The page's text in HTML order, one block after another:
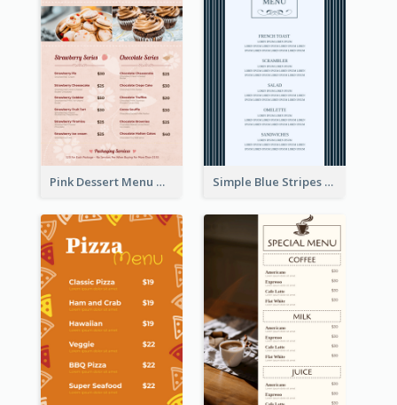
Pink Dessert Menu With Two Column Simple Blue Stripes Patterns Brunch Menu